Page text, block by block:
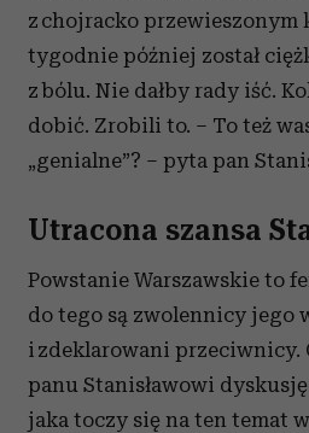
z chojracko przewieszonym
tygodnie później został
z bólu. Nie dałby rady iść.
dobić. Zrobili to. – To też
„genialne”? – pyta pan
Utracona szansa
Powstanie Warszawskie to
do tego są zwolennicy jego
i zdeklarowani przeciwnicy.
panu Stanisławowi
jaka toczy się na ten temat